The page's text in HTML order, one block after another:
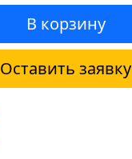
В корзину
Оставить заявку